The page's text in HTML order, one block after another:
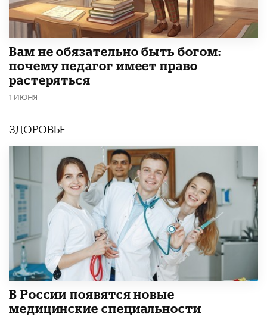
​Вам не обязательно быть богом:
почему педагог имеет право
растеряться
1 ИЮНЯ
ЗДОРОВЬЕ
В России появятся новые
медицинские специальности